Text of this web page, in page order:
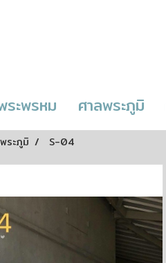
ระพรหม ศาลพระภูมิ
ระภูมิ S-04